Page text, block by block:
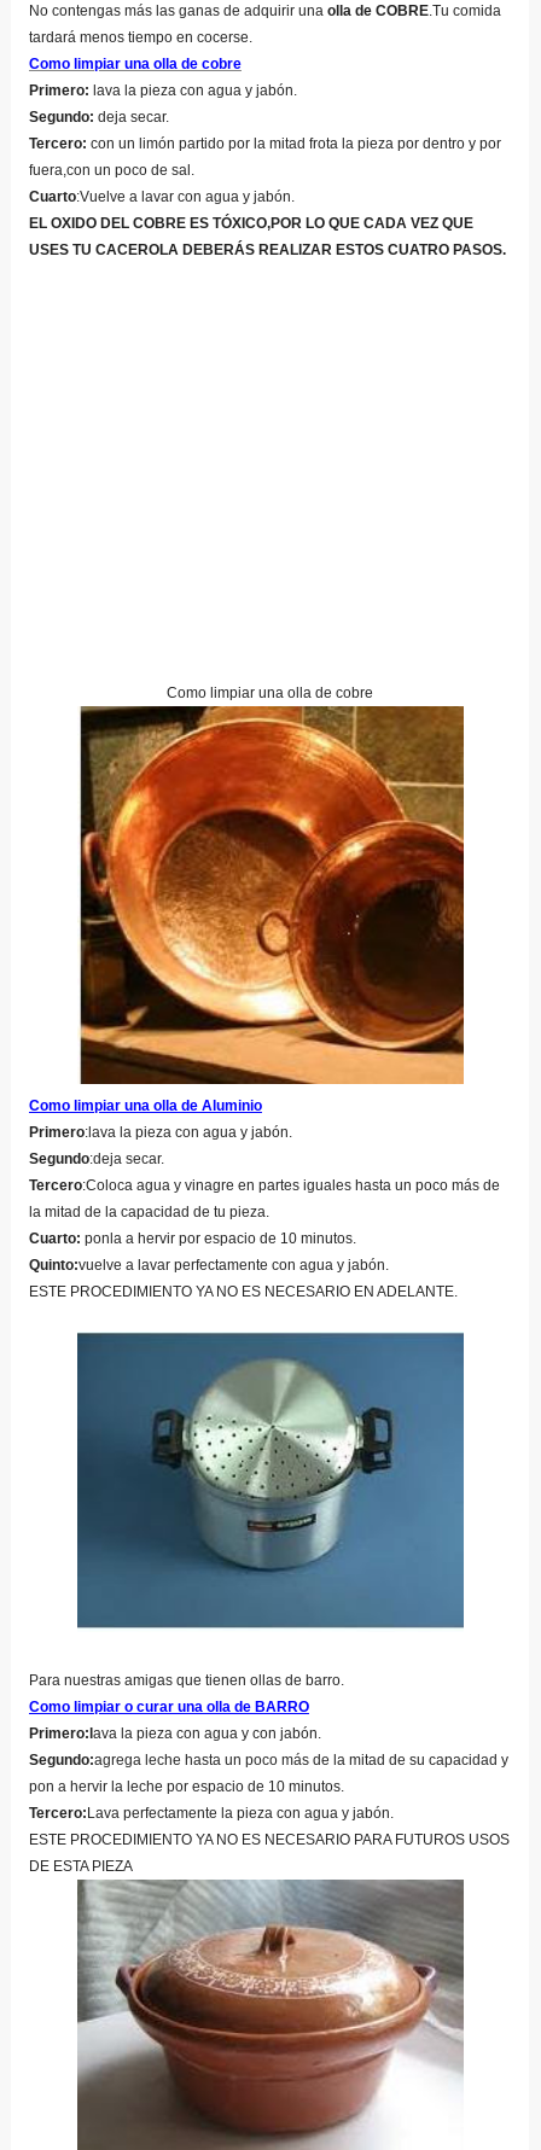
No contengas más las ganas de adquirir unaolla de COBRE.Tu comida
tardará menos tiempo en cocerse.
Como limpiar una olla de cobre
Primero: lava la pieza con agua y jabón.
Segundo: deja secar.
Tercero: con un limón partido por la mitad frota la pieza por dentro y por
fuera,con un poco de sal.
Cuarto:Vuelve a lavar con agua y jabón.
EL OXIDO DEL COBRE ES TÓXICO,POR LO QUE CADA VEZ QUE
USES TU CACEROLA DEBERÁS REALIZAR ESTOS CUATRO PASOS.
Como limpiar una olla de cobre
Como limpiar una olla de Aluminio
Primero:lava la pieza con agua y jabón.
Segundo:deja secar.
Tercero:Coloca agua y vinagre en partes iguales hasta un poco más de
la mitad de la capacidad de tu pieza.
Cuarto: ponla a hervir por espacio de 10 minutos.
Quinto:vuelve a lavar perfectamente con agua y jabón.
ESTE PROCEDIMIENTO YA NO ES NECESARIO EN ADELANTE.
Para nuestras amigas que tienen ollas de barro.
Como limpiar o curar una olla de BARRO
Primero:l ava la pieza con agua y con jabón.
Segundo:agrega leche hasta un poco más de la mitad de su capacidad y
pon a hervir la leche por espacio de 10 minutos.
Tercero: Lava perfectamente la pieza con agua y jabón.
ESTE PROCEDIMIENTO YA NO ES NECESARIO PARA FUTUROS USOS
DE ESTA PIEZA